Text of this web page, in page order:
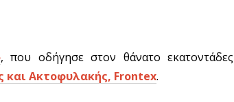
, που οδήγησε στον θάνατο εκατοντάδες
και Ακτοφυλακής, Frontex.